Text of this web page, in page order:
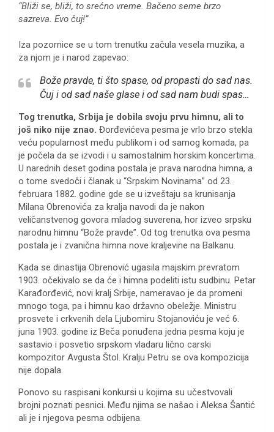
“Bliži se, bliži, to srećno vreme. Bačeno seme brzo
sazreva. Evo čuj!”
Iza pozornice se u tom trenutku začula vesela muzika, a
za njom je i narod zapevao:
Bože pravde, ti što spase, od propasti do sad nas.
Čuj i od sad naše glase i od sad nam budi spas…
Tog trenutka, Srbija je dobila svoju prvu himnu, ali to
još niko nije znao. Đorđevićeva pesma je vrlo brzo stekla
veću popularnost među publikom i od samog komada, pa
je počela da se izvodi i u samostalnim horskim koncertima.
U narednih deset godina postala je prava narodna himna, a
o tome svedoči i članak u “Srpskim Novinama” od 23.
februara 1882. godine gde se u izveštaju sa krunisanja
Milana Obrenovića za kralja navodi da je nakon
veličanstvenog govora mladog suverena, hor izveo srpsku
narodnu himnu “Bože pravde”. Od tog trenutka ova pesma
postala je i zvanična himna nove kraljevine na Balkanu.
Kada se dinastija Obrenović ugasila majskim prevratom
1903. očekivalo se da će i himna podeliti istu sudbinu. Petar
Karađorđević, novi kralj Srbije, nameravao je da promeni
mnogo toga, pa i himnu kao državno obeležje. Ministru
prosvete i crkvenih dela Ljubomiru Stojanoviću je već 6.
juna 1903. godine iz Beča ponuđena jedna pesma koju je
sastavio i posvetio srpskom vladaru lično carski
kompozitor Avgusta Štol. Kralju Petru se ova kompozicija
nije dopala.
Ponovo su raspisani konkursi u kojima su učestvovali
brojni poznati pesnici. Među njima se našao i Aleksa Šantić
ali je i njegova pesma odbijena.